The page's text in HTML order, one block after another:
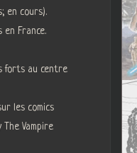
en cours).
en France.
forts au centre
les comics
The Vampire